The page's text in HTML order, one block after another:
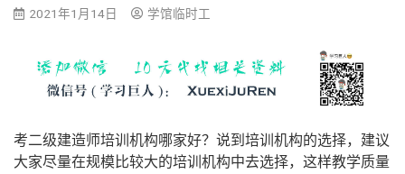
2021年1月14日 学馆临时工
考二级建造师培训机构哪家好？说到培训机构的选择，建议
大家尽量在规模比较大的培训机构中去选择，这样教学质量